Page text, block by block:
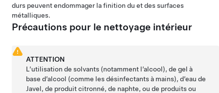
durs peuvent endommager la finition du et des surfaces
métalliques.
Précautions pour le nettoyage intérieur
ATTENTION
L’utilisation de solvants (notamment l’alcool), de gel à
base d’alcool (comme les désinfectants à mains), d’eau de
Javel, de produit citronné, de naphte, ou de produits ou